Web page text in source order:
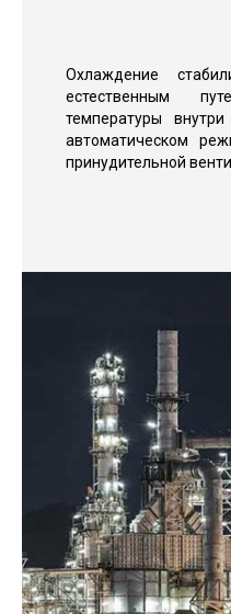
Охлаждение
естественным
температуры
автоматическом
принудительной